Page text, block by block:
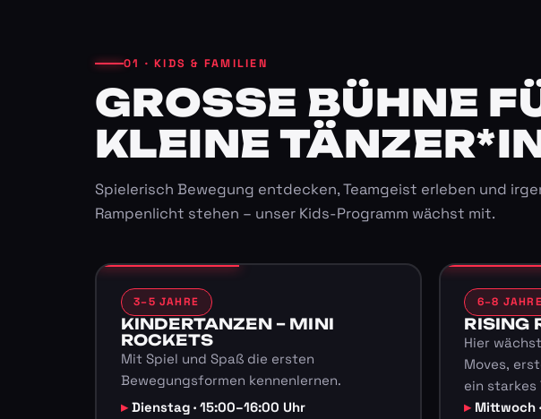
01 · KIDS & FAMILIEN
GROSSE BÜHNE
LEINE
Spielerisch Bewegung entdecken, Teamgeist erleben und
Rampenlicht stehen – unser Kids-Programm wächst mit.
3–5 JAHRE
KINDERTANZEN – MINI
ROCKETS
Mit Spiel und Spaß die ersten
Bewegungsformen kennenlernen.
Dienstag · 15:00–16:00 Uhr
6–8 JAHRE
RISING
Hier
Moves,
ein starkes
Mittwoch